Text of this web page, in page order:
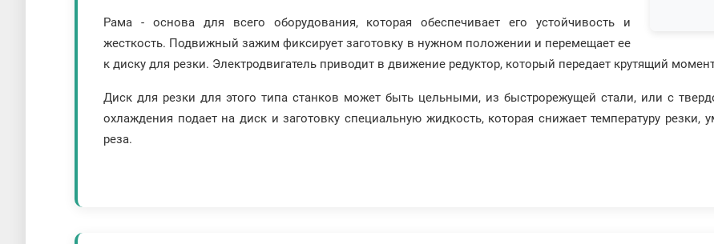
Рама - основа для всего оборудования, которая обеспечивает его устойчивость и
жесткость. Подвижный зажим фиксирует заготовку в нужном положении и перемещает ее
к диску для резки. Электродвигатель приводит в движение редуктор, который передает крутящий
Диск для резки для этого типа станков может быть цельными, из быстрорежущей стали, или с
охлаждения подает на диск и заготовку специальную жидкость, которая снижает температуру резки,
реза.